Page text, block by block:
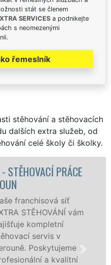
stát se členem
SERVICES a podnikejte
s neomezenými
řemeslník
stěhování a stěhovacích
dalších extra služeb, od
celé školy či školky.
SLUŽBA
STĚHOVACÍ FIRMA
stěhovací
speciální
technikou.